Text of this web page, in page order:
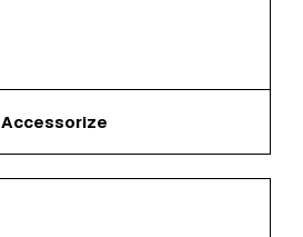
Accessorize